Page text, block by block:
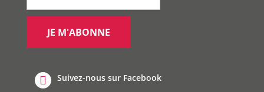
Suivez-nous sur Facebook